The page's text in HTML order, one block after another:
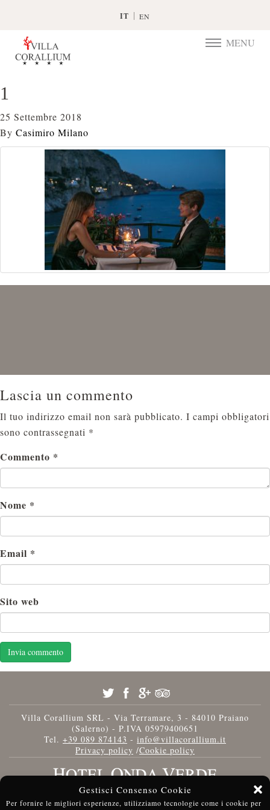
Gestisci Consenso Cookie
Per fornire le migliori esperienze, utilizziamo tecnologie come i cookie per
IT EN
TOGGLE
MENU
1
25 Settembre 2018
By Casimiro Milano
Lascia un commento
Il tuo indirizzo email non sarà pubblicato. I campi obbligatori
sono contrassegnati *
Commento *
Nome *
Email *
Sito web
Villa Corallium SRL - Via Terramare, 3 - 84010 Praiano
(Salerno) - P.IVA 05979400651
Tel. +39 089 874143 - info@villacorallium.it
Privacy policy /Cookie policy